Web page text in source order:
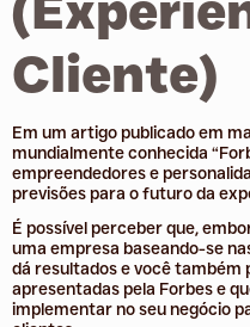
Cliente)
Em um artigo publicado em
mundialmente conhecida
empreendedores e
previsões para o futuro da
É possível perceber que,
uma empresa baseando-se
dá resultados e você também
apresentadas pela Forbes e
implementar no seu negócio